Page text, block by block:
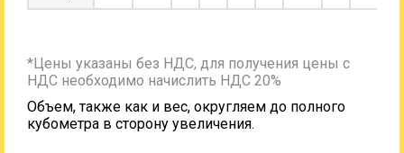
*Цены указаны без НДС, для получения цены с
НДС необходимо начислить НДС 20%
Объем, также как и вес, округляем до полного
кубометра в сторону увеличения.